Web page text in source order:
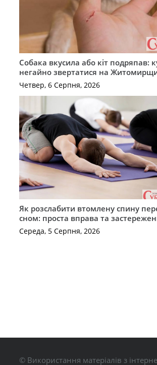
Собака вкусила або кіт подряпав:
негайно звертатися на
Четвер, 6 Серпня, 2026
Як розслабити втомлену спину
сном: проста вправа та
Середа, 5 Серпня, 2026
© Використання матеріалів з